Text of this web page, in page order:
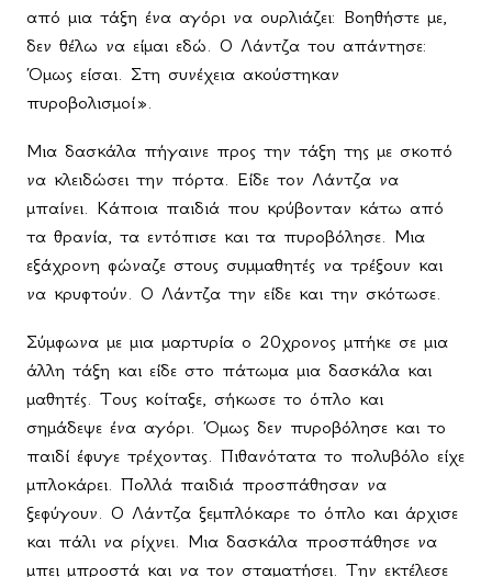
από μια τάξη ένα αγόρι να ουρλιάζει: Βοηθήστε με,
δεν θέλω να είμαι εδώ. Ο Λάντζα του απάντησε:
Όμως είσαι. Στη συνέχεια ακούστηκαν
πυροβολισμοί».
Μια δασκάλα πήγαινε προς την τάξη της με σκοπό
να κλειδώσει την πόρτα. Είδε τον Λάντζα να
μπαίνει. Κάποια παιδιά που κρύβονταν κάτω από
τα θρανία, τα εντόπισε και τα πυροβόλησε. Μια
εξάχρονη φώναζε στους συμμαθητές να τρέξουν και
να κρυφτούν. Ο Λάντζα την είδε και την σκότωσε.
Σύμφωνα με μια μαρτυρία ο 20χρονος μπήκε σε μια
άλλη τάξη και είδε στο πάτωμα μια δασκάλα και
μαθητές. Τους κοίταξε, σήκωσε το όπλο και
σημάδεψε ένα αγόρι. Όμως δεν πυροβόλησε και το
παιδί έφυγε τρέχοντας. Πιθανότατα το πολυβόλο είχε
μπλοκάρει. Πολλά παιδιά προσπάθησαν να
ξεφύγουν. Ο Λάντζα ξεμπλόκαρε το όπλο και άρχισε
και πάλι να ρίχνει. Μια δασκάλα προσπάθησε να
μπει μπροστά και να τον σταματήσει. Την εκτέλεσε